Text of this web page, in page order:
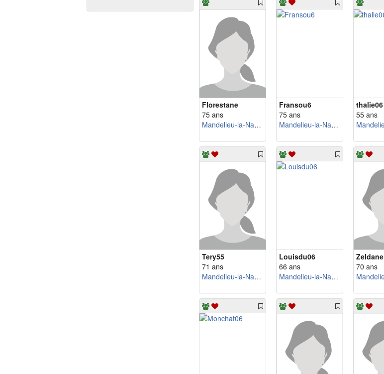
Florestane
75 ans
Mandelieu-la-Napoule
Fransou6
75 ans
Mandelieu-la-Napoule
thalie06
55 ans
Tery55
71 ans
Mandelieu-la-Napoule
Louisdu06
66 ans
Mandelieu-la-Napoule
Zeldane
70 ans